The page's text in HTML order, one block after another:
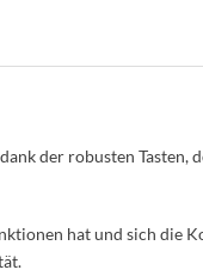
der robusten Tasten,
hat und sich die